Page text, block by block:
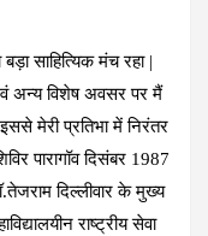
साहित्यिक मंच रहा |
अन्य विशेष अवसर पर मैं
मेरी प्रतिभा में निरंतर
पारागॉव दिसंबर 1987
दिल्लीवार के मुख्य
राष्ट्रीय सेवा